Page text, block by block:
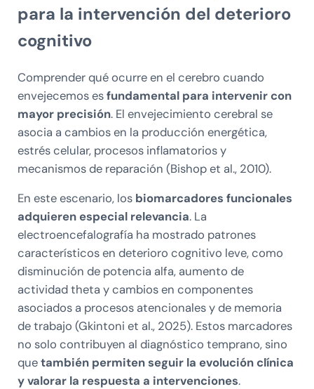
para la intervención del deterioro
cognitivo
Comprender qué ocurre en el cerebro cuando
envejecemos esfundamental para intervenir con
mayor precisión. El envejecimiento cerebral se
asocia a cambios en la producción energética,
estrés celular, procesos inflamatorios y
mecanismos de reparación (Bishop et al., 2010).
En este escenario, los biomarcadores funcionales
adquieren especial relevancia. La
electroencefalografía ha mostrado patrones
característicos en deterioro cognitivo leve, como
disminución de potencia alfa, aumento de
actividad theta y cambios en componentes
asociados a procesos atencionales y de memoria
de trabajo (Gkintoni et al., 2025). Estos marcadores
no solo contribuyen al diagnóstico temprano, sino
quetambién permiten seguir la evolución clínica
y valorar la respuesta a intervenciones.